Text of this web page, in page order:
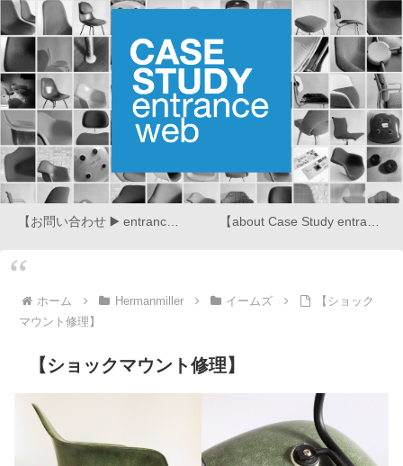
【お問い合わせ ▶️ entrance web】
ホーム Hermanmiller イームズ
【ショック
マウント修理】
【ショックマウント修理】